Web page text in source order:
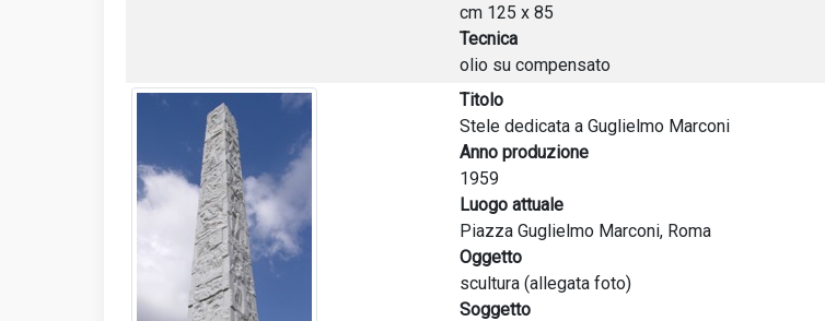
cm 125 x 85
Tecnica
olio su compensato
Titolo
Stele dedicata a Guglielmo Marconi
Anno produzione
1959
Luogo attuale
Piazza Guglielmo Marconi, Roma
Oggetto
scultura (allegata foto)
Soggetto